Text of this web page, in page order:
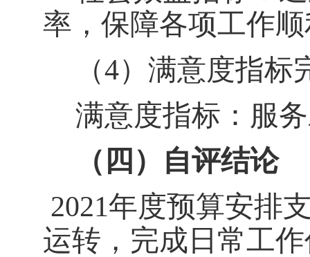
率，保障各项工作
（4） 满意度指标
满意度指标：服
（四）自评结论
2021年度预算安排
运转，完成日常工